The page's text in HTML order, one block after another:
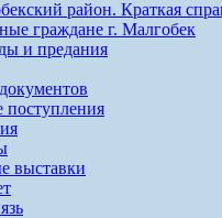
район. Краткая
граждане г. Малгобек
и предания
выставки